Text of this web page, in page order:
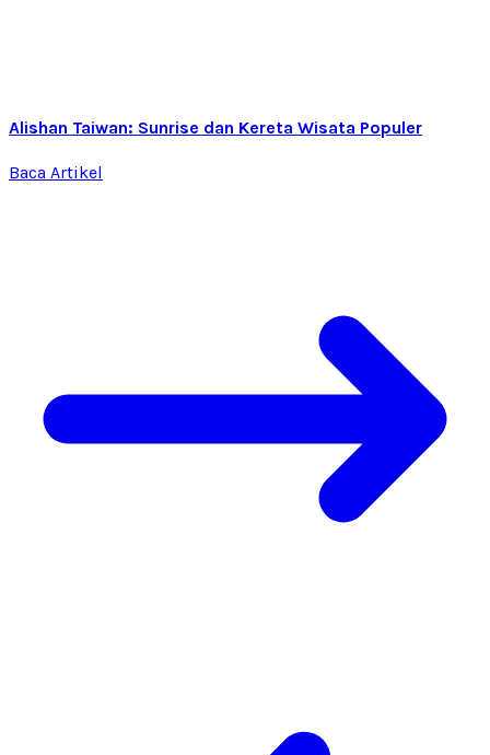
Alishan Taiwan: Sunrise dan Kereta Wisata Populer
Baca Artikel